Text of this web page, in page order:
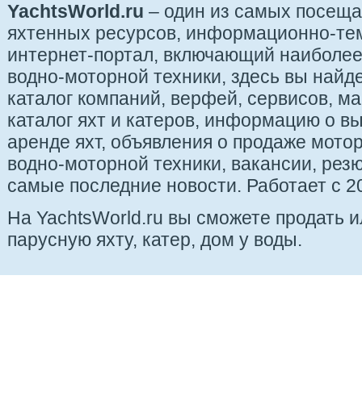
YachtsWorld.ru – один из самых
яхтенных ресурсов, информационно-
интернет-портал, включающий
водно-моторной техники, здесь вы
каталог компаний, верфей, сервисов,
каталог яхт и катеров, информацию о
аренде яхт, объявления о продаже
водно-моторной техники, вакансии,
самые последние новости. Работает с
На YachtsWorld.ru вы сможете продать
парусную яхту, катер, дом у воды.